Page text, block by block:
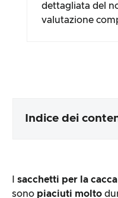
dettagliata del
valutazione
Indice dei
Lavorazione e
sacchetti per la
sono piaciuti molto